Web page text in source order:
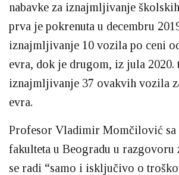
nabavke za iznajmljivanje
prva je pokrenuta u decembru
iznajmljivanje 10 vozila po ceni
evra, dok je drugom, iz jula 2020.
iznajmljivanje 37 ovakvih vozila
evra.
Profesor Vladimir Momčilović sa
fakulteta u Beogradu u razgovoru
se radi “samo i isključivo o